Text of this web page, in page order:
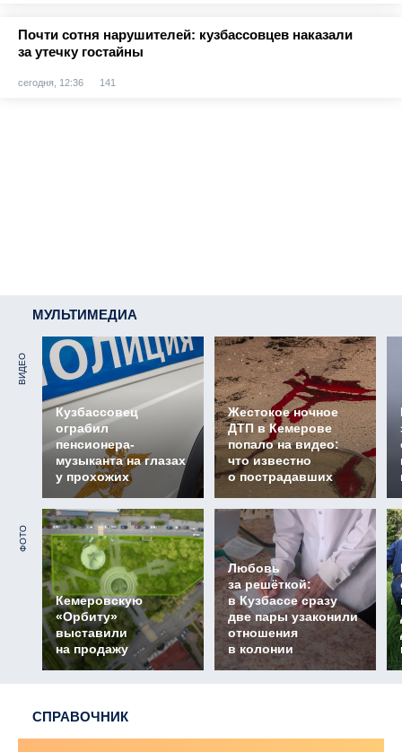
Почти сотня нарушителей: кузбассовцев наказали
за утечку гостайны
сегодня, 12:36 141
МУЛЬТИМЕДИА
ВИДЕО
Кузбассовец
ограбил
пенсионера-
музыканта на глазах
у прохожих
Жестокое ночное
ДТП в Кемерове
попало на видео:
что известно
о пострадавших
ФОТО
Кемеровскую
«Орбиту»
выставили
на продажу
Любовь
за решёткой:
в Кузбассе сразу
две пары узаконили
отношения
в колонии
СПРАВОЧНИК